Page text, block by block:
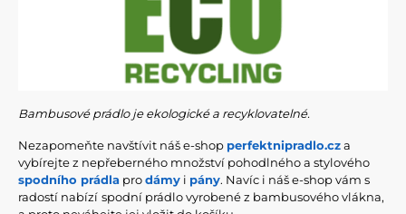
Bambusové prádlo je ekologické a recyklovatelné.
Nezapomeňte navštívit náš e-shop perfektnipradlo.cza
vybírejte z nepřeberného množství pohodlného a stylového
spodního prádla prodámy i pány. Navíc i náš e-shop vám s
radostí nabízí spodní prádlo vyrobené z bambusového vlákna,